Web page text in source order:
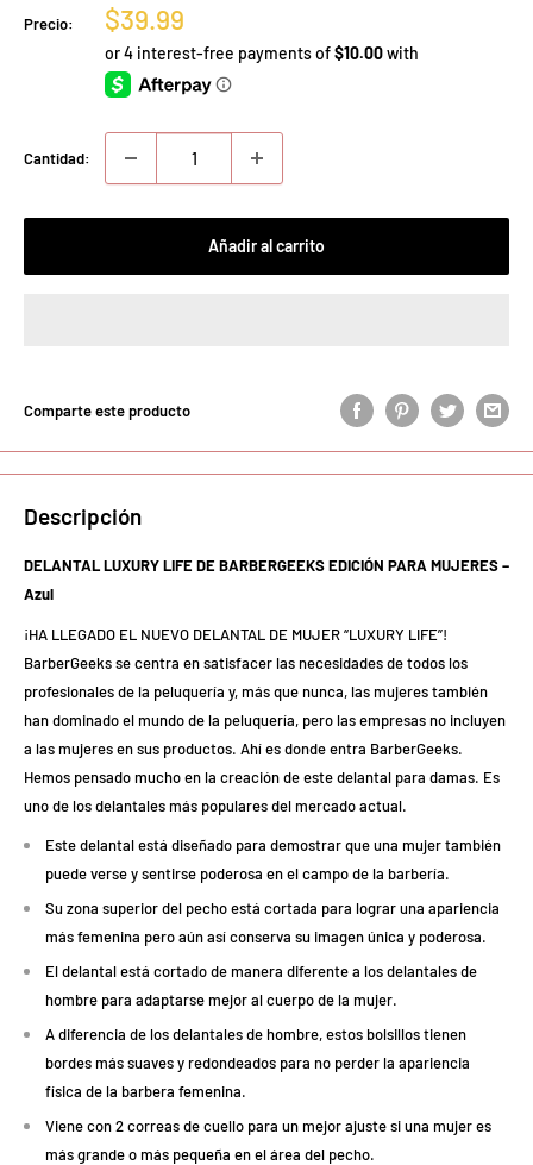
Precio:
Precio
de
venta
$39.99
Cantidad:
Añadir al carrito
Comparte este producto
Descripción
DELANTAL LUXURY LIFE DE BARBERGEEKS EDICIÓN PARA MUJERES –
Azul
¡HA LLEGADO EL NUEVO DELANTAL DE MUJER “LUXURY LIFE”!
BarberGeeks se centra en satisfacer las necesidades de todos los
profesionales de la peluquería y, más que nunca, las mujeres también
han dominado el mundo de la peluquería, pero las empresas no incluyen
a las mujeres en sus productos. Ahí es donde entra BarberGeeks.
Hemos pensado mucho en la creación de este delantal para damas. Es
uno de los delantales más populares del mercado actual.
Este delantal está diseñado para demostrar que una mujer también
puede verse y sentirse poderosa en el campo de la barbería.
Su zona superior del pecho está cortada para lograr una apariencia
más femenina pero aún así conserva su imagen única y poderosa.
El delantal está cortado de manera diferente a los delantales de
hombre para adaptarse mejor al cuerpo de la mujer.
A diferencia de los delantales de hombre, estos bolsillos tienen
bordes más suaves y redondeados para no perder la apariencia
física de la barbera femenina.
Viene con 2 correas de cuello para un mejor ajuste si una mujer es
más grande o más pequeña en el área del pecho.